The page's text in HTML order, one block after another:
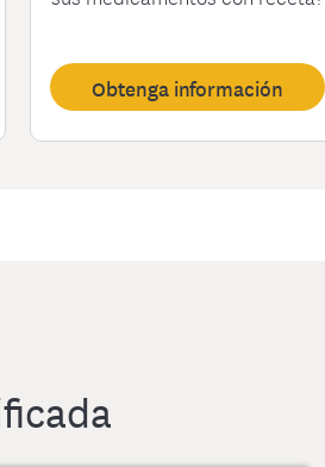
Obtenga información